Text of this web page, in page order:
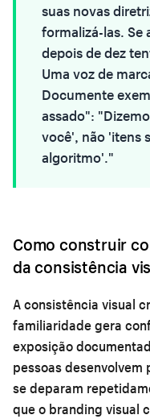
suas novas
formalizá-las. Se
depois de dez
Uma voz de
Documente
assado":
você', não 'itens
algoritmo'."
Como construir
da consistência
A consistência visual
familiaridade gera
exposição
pessoas
se deparam
que o branding visual